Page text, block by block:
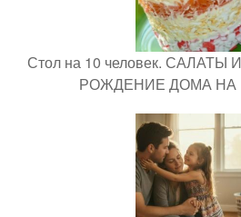
Стол на 10 человек.
РОЖДЕНИЕ ДОМА НА